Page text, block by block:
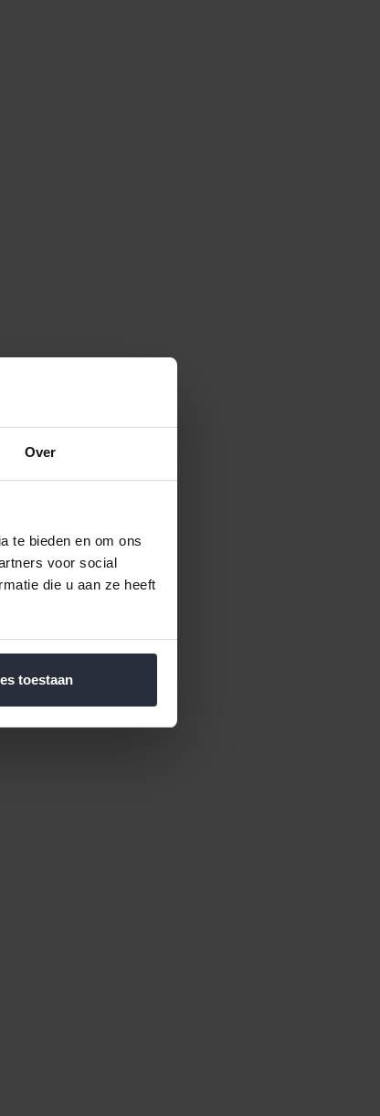
Over
te bieden en om ons
voor social
die u aan ze heeft
toestaan